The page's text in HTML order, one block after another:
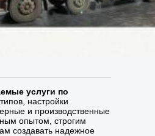
услуги по
настройки
и производственные
опытом, строгим
создавать надежное